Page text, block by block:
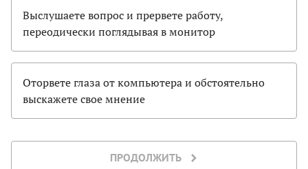
Выслушаете вопрос и прервете работу,
переодически поглядывая в монитор
Оторвете глаза от компьютера и обстоятельно
выскажете свое мнение
ПРОДОЛЖИТЬ